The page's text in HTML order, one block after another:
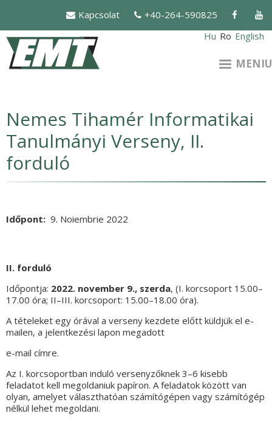
conţinutul
principal
Kapcsolat
+40-264-590825
Hu Ro English
MENIU
Nemes Tihamér Informatikai
Tanulmányi Verseny, II.
forduló
Időpont 9. Noiembrie 2022
II. forduló
Időpontja: 2022. november 9., szerda, (I. korcsoport 15.00–
17.00 óra; II–III. korcsoport: 15.00–18.00 óra).
A tételeket egy órával a verseny kezdete előtt küldjük el e-
mailen, a jelentkezési lapon megadott
e-mail címre.
Az I. korcsoportban induló versenyzőknek 3–6 kisebb
feladatot kell megoldaniuk papíron. A feladatok között van
olyan, amelyet választhatóan számítógépen vagy számítógép
nélkül lehet megoldani.